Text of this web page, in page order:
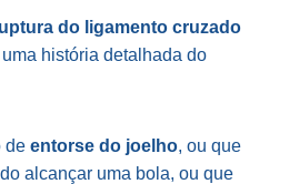
do ligamento cruzado
história detalhada do
de entorse do joelho, ou que
alcançar uma bola, ou que